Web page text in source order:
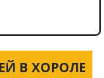
В ХОРОЛЕ